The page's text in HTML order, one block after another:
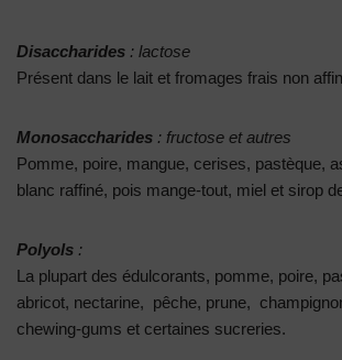
Disaccharides : lactose
Présent dans le lait et fromages frais non
Monosaccharides : fructose et autres
Pomme, poire, mangue, cerises, pastèque,
blanc raffiné, pois mange-tout, miel et sirop
Polyols :
La plupart des édulcorants, pomme, poire,
abricot, nectarine, pêche, prune,
chewing-gums et certaines sucreries.